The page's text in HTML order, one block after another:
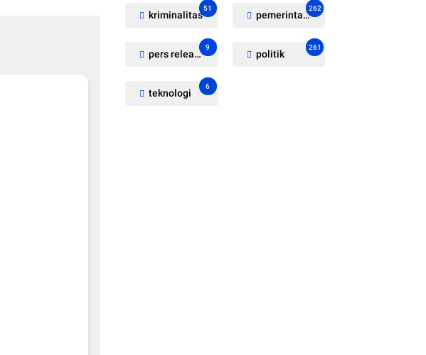
kriminalitas
51
pemerintahan
262
pers release
9
politik
261
teknologi
6